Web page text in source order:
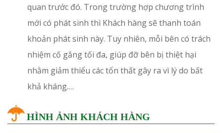
quan trước đó. Trong trường hợp chương trình
mới có phát sinh thì Khách hàng sẽ thanh toán
khoản phát sinh này. Tuy nhiên, mỗi bên có trách
nhiệm cố gắng tối đa, giúp đỡ bên bị thiệt hại
nhằm giảm thiểu các tổn thất gây ra vì lý do bất
khả kháng.…
HÌNH ẢNH KHÁCH HÀNG